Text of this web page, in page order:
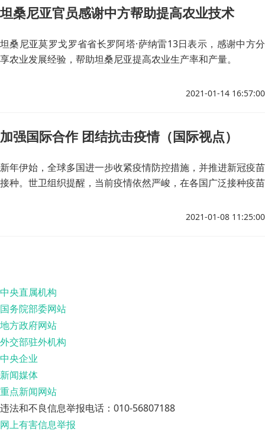
坦桑尼亚官员感谢中方帮助提高农业技术
坦桑尼亚莫罗戈罗省省长罗阿塔·萨纳雷13日表示，感谢中方分
享农业发展经验，帮助坦桑尼亚提高农业生产率和产量。
2021-01-14 16:57:00
加强国际合作 团结抗击疫情（国际视点）
新年伊始，全球多国进一步收紧疫情防控措施，并推进新冠疫苗
接种。世卫组织提醒，当前疫情依然严峻，在各国广泛接种疫苗
2021-01-08 11:25:00
中央直属机构
国务院部委网站
地方政府网站
外交部驻外机构
中央企业
新闻媒体
重点新闻网站
违法和不良信息举报电话：010-56807188
网上有害信息举报